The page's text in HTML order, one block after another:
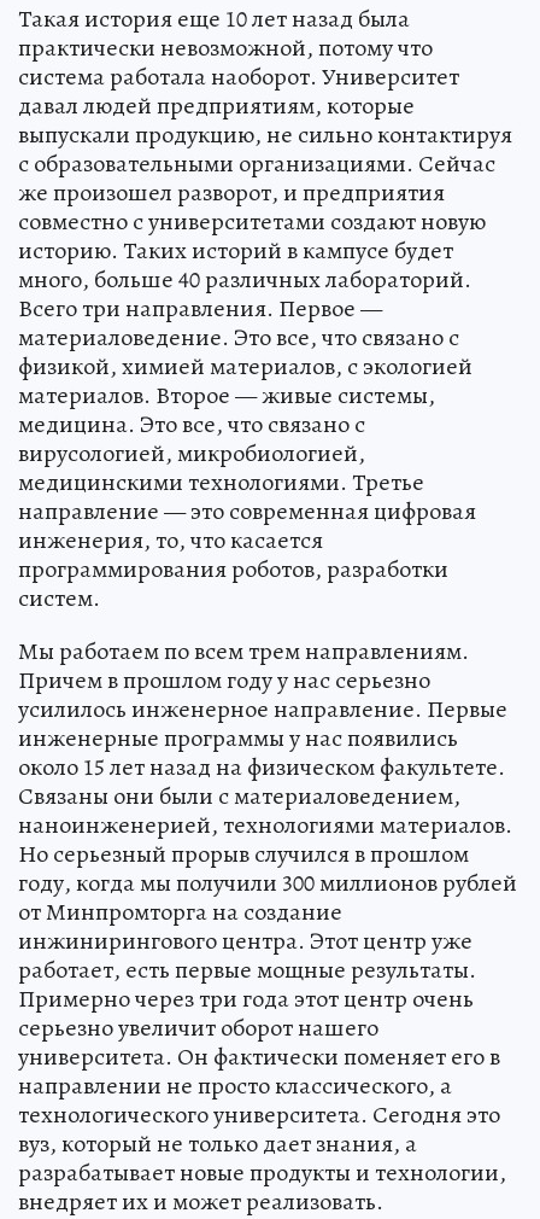
Такая история еще 10 лет назад была
практически невозможной, потому что
система работала наоборот. Университет
давал людей предприятиям, которые
выпускали продукцию, не сильно контактируя
с образовательными организациями. Сейчас
же произошел разворот, и предприятия
совместно с университетами создают новую
историю. Таких историй в кампусе будет
много, больше 40 различных лабораторий.
Всего три направления. Первое —
материаловедение. Это все, что связано с
физикой, химией материалов, с экологией
материалов. Второе — живые системы,
медицина. Это все, что связано с
вирусологией, микробиологией,
медицинскими технологиями. Третье
направление — это современная цифровая
инженерия, то, что касается
программирования роботов, разработки
систем.
Мы работаем по всем трем направлениям.
Причем в прошлом году у нас серьезно
усилилось инженерное направление. Первые
инженерные программы у нас появились
около 15 лет назад на физическом факультете.
Связаны они были с материаловедением,
наноинженерией, технологиями материалов.
Но серьезный прорыв случился в прошлом
году, когда мы получили 300 миллионов рублей
от Минпромторга на создание
инжинирингового центра. Этот центр уже
работает, есть первые мощные результаты.
Примерно через три года этот центр очень
серьезно увеличит оборот нашего
университета. Он фактически поменяет его в
направлении не просто классического, а
технологического университета. Сегодня это
вуз, который не только дает знания, а
разрабатывает новые продукты и технологии,
внедряет их и может реализовать.